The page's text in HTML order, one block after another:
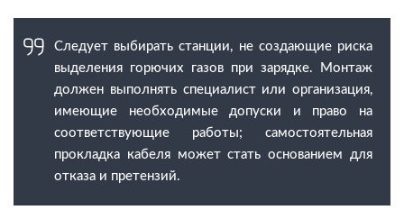
Следует выбирать станции, не создающие риска
выделения горючих газов при зарядке. Монтаж
должен выполнять специалист или организация,
имеющие необходимые допуски и право на
соответствующие работы; самостоятельная
прокладка кабеля может стать основанием для
отказа и претензий.